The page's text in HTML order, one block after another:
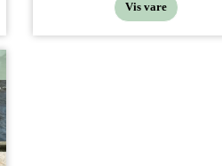
Vis vare